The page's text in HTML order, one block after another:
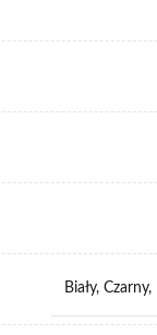
Biały, Czarny,